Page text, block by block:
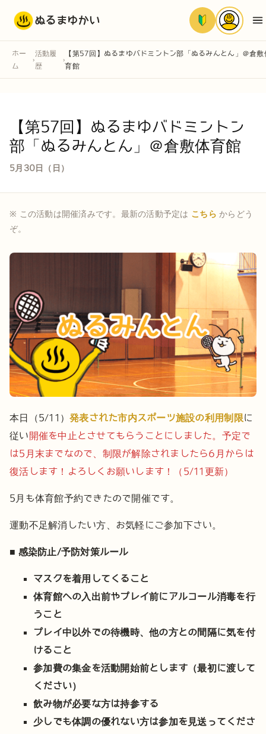
ぬるまゆかい
ホー
ム
›
活動履
歴
›
【第57回】ぬるまゆバドミントン部「ぬるみんとん」＠倉敷
育館
【第57回】ぬるまゆバドミントン
部「ぬるみんとん」＠倉敷体育館
5月30日（日）
※ この活動は開催済みです。最新の活動予定は こちら からどう
ぞ。
本日（5/11）発表された市内スポーツ施設の利用制限に
従い 開催を中止とさせてもらうことにしました。予定で
は5月末までなので、制限が解除されましたら6月からは
復活します！よろしくお願いします！（5/11更新）
5月も体育館予約できたので開催です。
運動不足解消したい方、お気軽にご参加下さい。
■ 感染防止/予防対策ルール
マスクを着用してくること
体育館への入出前やプレイ前にアルコール消毒を行
うこと
プレイ中以外での待機時、他の方との間隔に気を付
けること
参加費の集金を活動開始前とします（最初に渡して
ください）
飲み物が必要な方は持参する
少しでも体調の優れない方は参加を見送ってくださ